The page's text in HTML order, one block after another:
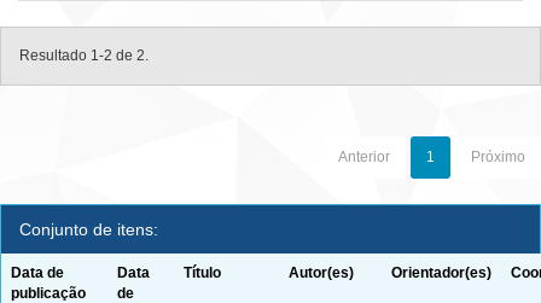
Resultado 1-2 de 2.
Anterior 1 Próximo
Conjunto de itens:
Data de
publicação
Data
de
Título Autor(es) Orientador(es)